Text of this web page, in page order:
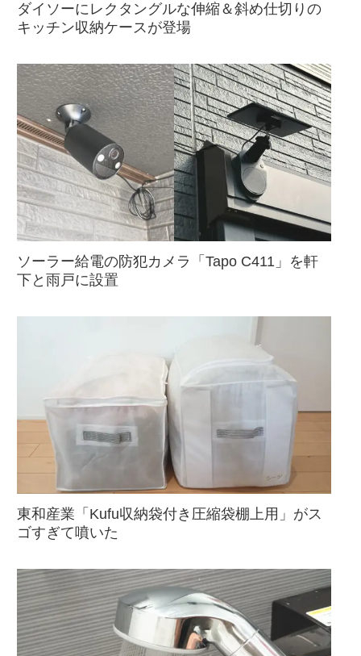
ダイソーにレクタングルな伸縮＆斜め仕切りの
キッチン収納ケースが登場
ソーラー給電の防犯カメラ「Tapo C411」を軒
下と雨戸に設置
東和産業「Kufu収納袋付き圧縮袋棚上用」がス
ゴすぎて噴いた